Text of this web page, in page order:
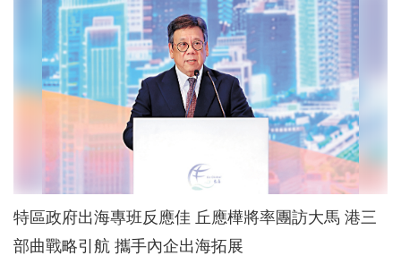
特區政府出海專班反應佳 丘應樺將率團訪大馬 港三
部曲戰略引航 攜手內企出海拓展